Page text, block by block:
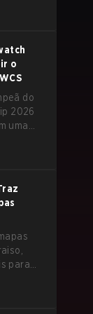
o
do
2026
uma
para